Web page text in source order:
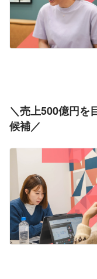
＼売上500億円を
候補／